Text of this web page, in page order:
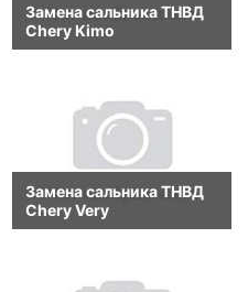
Замена сальника ТНВД
Chery Kimo
Замена сальника ТНВД
Chery Very